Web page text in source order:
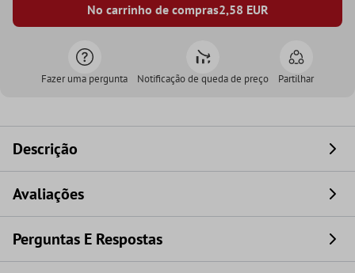
No carrinho de compras2,58 EUR
Fazer uma pergunta Notificação de queda de preço Partilhar
Descrição
Avaliações
Perguntas E Respostas